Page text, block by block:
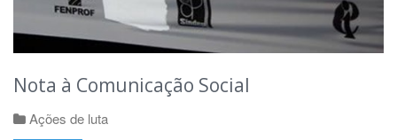
Nota à Comunicação Social
Ações de luta